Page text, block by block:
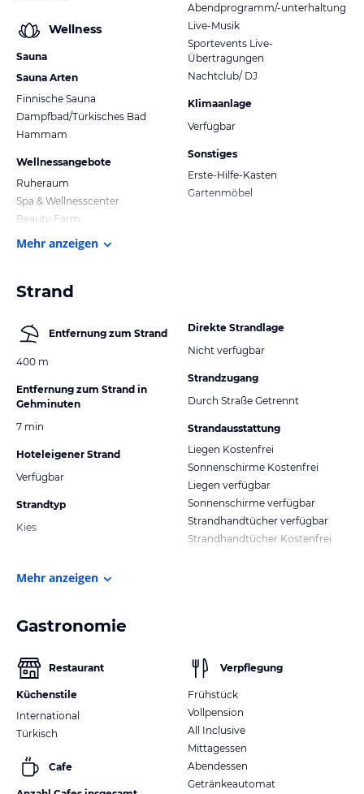
Wellness
Sauna
Sauna Arten
Finnische Sauna
Dampfbad/Türkisches Bad
Hammam
Wellnessangebote
Ruheraum
Spa & Wellnesscenter
Beauty Farm
Abendprogramm/-unterhaltung
Live-Musik
Sportevents Live-
Übertragungen
Nachtclub/ DJ
Klimaanlage
Verfügbar
Sonstiges
Erste-Hilfe-Kasten
Gartenmöbel
Mehr anzeigen
Strand
Entfernung zum Strand
400 m
Entfernung zum Strand in
Gehminuten
7 min
Hoteleigener Strand
Verfügbar
Strandtyp
Kies
Direkte Strandlage
Nicht verfügbar
Strandzugang
Durch Straße Getrennt
Strandausstattung
Liegen Kostenfrei
Sonnenschirme Kostenfrei
Liegen verfügbar
Sonnenschirme verfügbar
Strandhandtücher verfügbar
Strandhandtücher Kostenfrei
Mehr anzeigen
Gastronomie
Restaurant
Küchenstile
International
Türkisch
Cafe
Verpflegung
Frühstück
Vollpension
All Inclusive
Mittagessen
Abendessen
Getränkeautomat